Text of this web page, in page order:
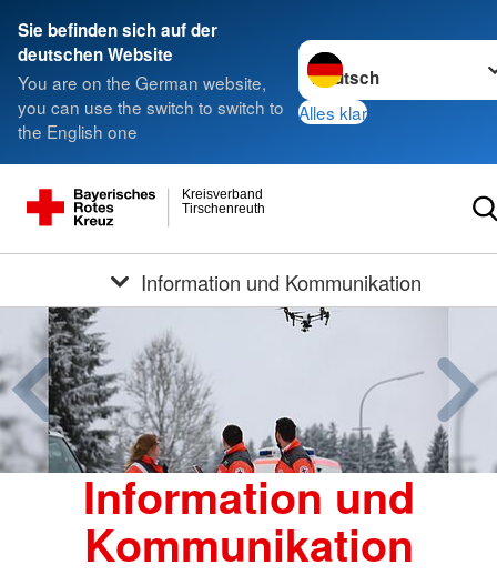
Sie befinden sich auf der
deutschen Website
You are on the German website,
you can use the switch to switch to
the English one
Sprache wechseln zu
Alles klar
Tirschenreuth
Kreisverband
Information und Kommunikation
Information und
Kommunikation